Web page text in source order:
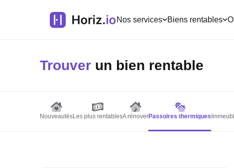
Nos services Biens rentables
Trouver un bien rentable
NouveautésLes plus rentablesA rénoverPassoires thermiques